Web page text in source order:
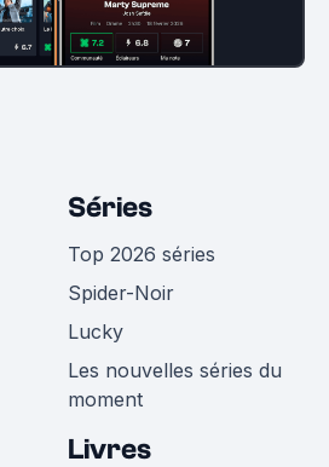
Séries
Top 2026 séries
Spider-Noir
Lucky
Les nouvelles séries du
moment
Livres